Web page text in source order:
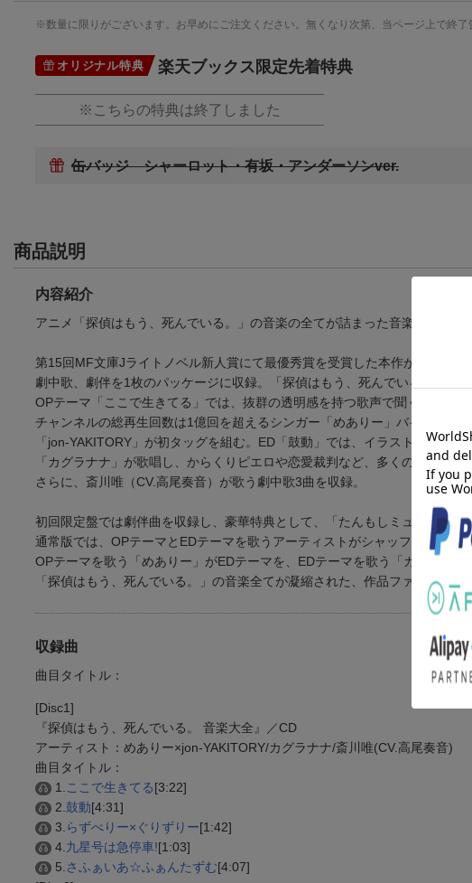
※数量に限りがございます。お早めにご注文ください。無くなり次第、当ページ上で終了
オリジナル特典 楽天ブックス限定先着特典
※こちらの特典は終了しました
缶バッジ シャーロット・有坂・アンダーソンver.
商品説明
内容紹介
アニメ「探偵はもう、死んでいる。」の音楽の全てが詰まった音楽大全
第15回MF文庫Jライトノベル新人賞にて最優秀賞を受賞した本作が待望の
劇中歌、劇伴を1枚のパッケージに収録。「探偵はもう、死んでいる。」の
OPテーマ「ここで生きてる」では、抜群の透明感を持つ歌声で聞く人を魅了
チャンネルの総再生回数は1億回を超えるシンガー「めありー」バイラルチ
「jon-YAKITORY」が初タッグを組む。ED「鼓動」では、イラストレータ
「カグラナナ」が歌唱し、からくりピエロや恋愛裁判など、多くの人気楽
さらに、斎川唯（CV.高尾奏音）が歌う劇中歌3曲を収録。
初回限定盤では劇伴曲を収録し、豪華特典として、「たんもしミュージック
通常版では、OPテーマとEDテーマを歌うアーティストがシャッフル。
OPテーマを歌う「めありー」がEDテーマを、EDテーマを歌う「カグラナナ
「探偵はもう、死んでいる。」の音楽全てが凝縮された、作品ファン必聴の1
収録曲
曲目タイトル：
[Disc1]
『探偵はもう、死んでいる。 音楽大全』／CD
アーティスト：めありー×jon-YAKITORY/カグラナナ/斎川唯(CV.高尾奏音)
曲目タイトル：
1.
ここで生きてる[3:22]
2. 鼓動[4:31]
3. らずべりー×ぐりずりー[1:42]
4. 九星号は急停車![1:03]
5. さふぁいあ☆ふぁんたずむ[4:07]